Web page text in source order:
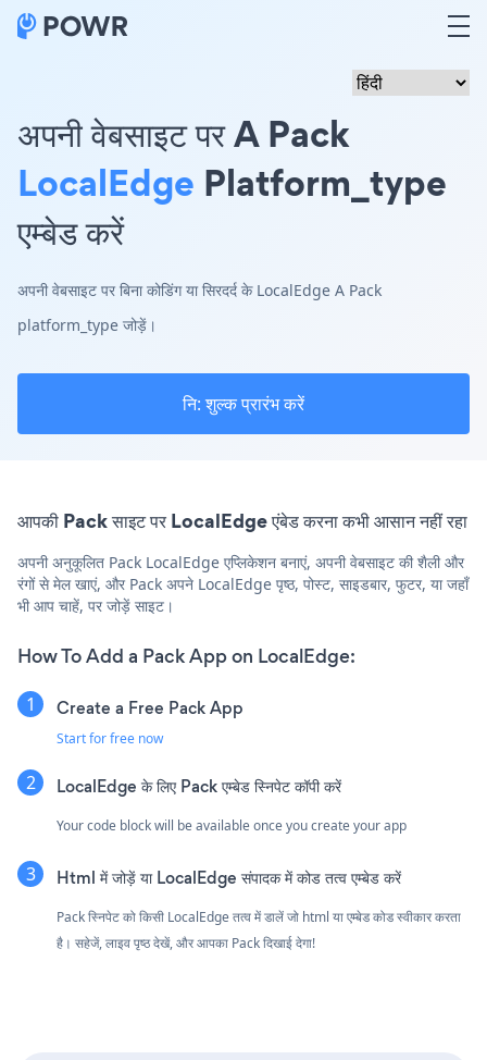
अपनी वेबसाइट पर A Pack
LocalEdge Platform_type
एम्बेड करें
अपनी वेबसाइट पर बिना कोडिंग या सिरदर्द के LocalEdge A Pack
platform_type जोड़ें।
नि: शुल्क प्रारंभ करें
आपकी Pack साइट पर LocalEdge एंबेड करना कभी आसान नहीं रहा
अपनी अनुकूलित Pack LocalEdge एप्लिकेशन बनाएं, अपनी वेबसाइट की शैली और
रंगों से मेल खाएं, और Pack अपने LocalEdge पृष्ठ, पोस्ट, साइडबार, फुटर, या जहाँ
भी आप चाहें, पर जोड़ें साइट।
How To Add a Pack App on LocalEdge:
Create a Free Pack App
Start for free now
LocalEdge के लिए Pack एम्बेड स्निपेट कॉपी करें
Your code block will be available once you create your app
Html में जोड़ें या LocalEdge संपादक में कोड तत्व एम्बेड करें
Pack स्निपेट को किसी LocalEdge तत्व में डालें जो html या एम्बेड कोड स्वीकार करता
है। सहेजें, लाइव पृष्ठ देखें, और आपका Pack दिखाई देगा!